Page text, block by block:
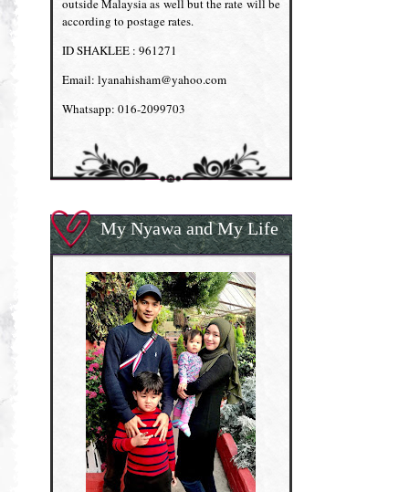
outside Malaysia as well but the rate will be
according to postage rates.
ID SHAKLEE : 961271
Email: lyanahisham@yahoo.com
Whatsapp: 016-2099703
My Nyawa and My Life